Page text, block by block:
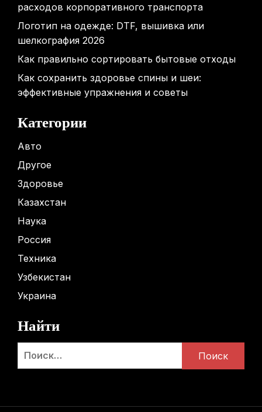
расходов корпоративного транспорта
Логотип на одежде: DTF, вышивка или
шелкография 2026
Как правильно сортировать бытовые отходы
Как сохранить здоровье спины и шеи:
эффективные упражнения и советы
Категории
Авто
Другое
Здоровье
Казахстан
Наука
Россия
Техника
Узбекистан
Украина
Найти